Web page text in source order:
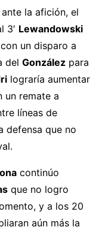
la afición, el
3′ Lewandowski
un disparo a
del González para
lograría aumentar
un remate a
líneas de
defensa que no
continúo
que no logro
y a los 20
aún más la